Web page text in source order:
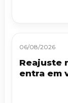
06/08/2026
Reajuste
entra em